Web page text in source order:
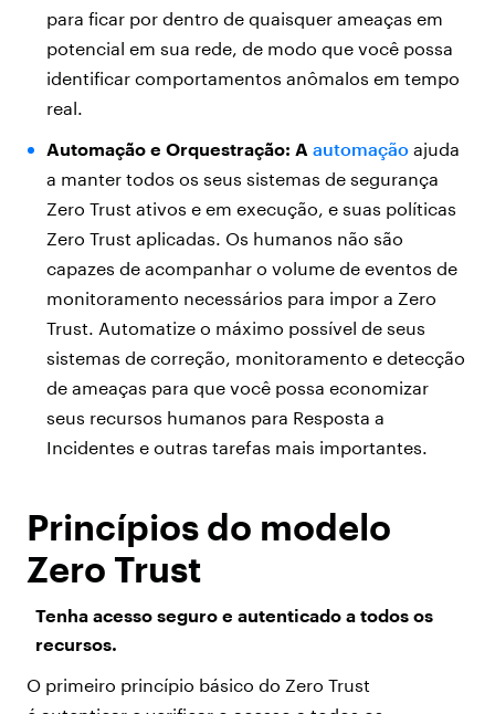
para ficar por dentro de quaisquer ameaças em
potencial em sua rede, de modo que você possa
identificar comportamentos anômalos em tempo
real.
Automação e Orquestração: A automaçãoajuda
a manter todos os seus sistemas de segurança
Zero Trust ativos e em execução, e suas políticas
Zero Trust aplicadas. Os humanos não são
capazes de acompanhar o volume de eventos de
monitoramento necessários para impor a Zero
Trust. Automatize o máximo possível de seus
sistemas de correção, monitoramento e detecção
de ameaças para que você possa economizar
seus recursos humanos para Resposta a
Incidentes e outras tarefas mais importantes.
Princípios do modelo
Zero Trust
Tenha acesso seguro e autenticado a todos os
recursos.
O primeiro princípio básico do Zero Trust